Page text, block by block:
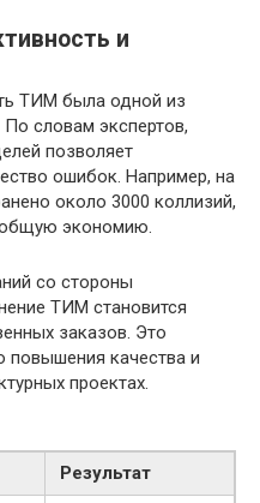
и
ТИМ была одной из
словам экспертов,
позволяет
ошибок. Например, на
около 3000 коллизий,
общую экономию.
со стороны
ТИМ становится
заказов. Это
повышения качества и
проектах.
Результат